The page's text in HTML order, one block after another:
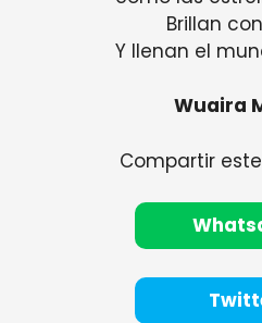
Brillan
Y llenan el
Wuaira
Compartir